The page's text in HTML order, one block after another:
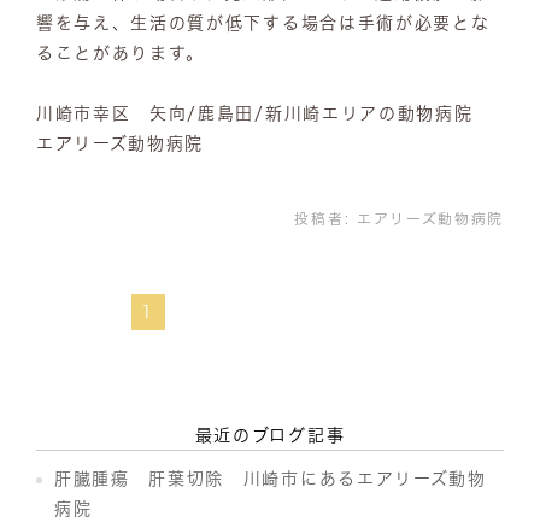
響を与え、生活の質が低下する場合は手術が必要とな
ることがあります。
川崎市幸区 矢向/鹿島田/新川崎エリアの動物病院
エアリーズ動物病院
投稿者: エアリーズ動物病院
1
最近のブログ記事
肝臓腫瘍 肝葉切除 川崎市にあるエアリーズ動物
病院